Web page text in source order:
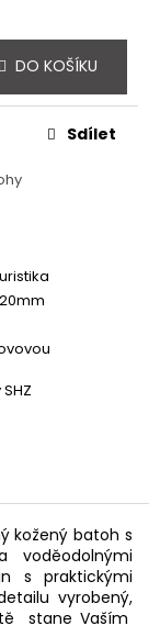
DO KOŠÍKU
Sdílet
kožený batoh s
voděodolnými
s praktickými
vyrobený,
stane Vaším